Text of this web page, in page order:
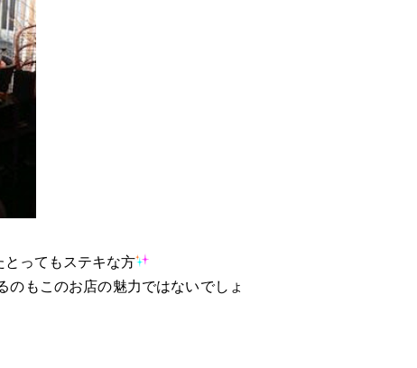
とってもステキな方
もこのお店の魅力ではないでしょ